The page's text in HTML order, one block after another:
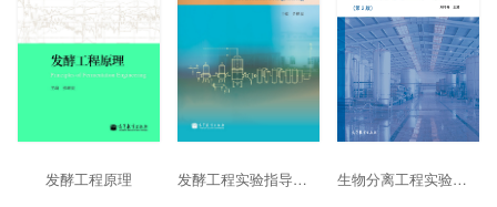
发酵工程原理 发酵工程实验指导（第2版） 生物分离工程实验（第2版）